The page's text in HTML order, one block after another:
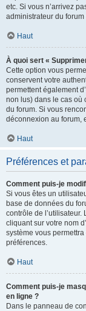
etc. Si vous n’arrivez
administrateur du
Haut
À quoi sert «
Cette option vous
conservent votre
permettent également
non lus) dans le cas où
du forum. Si vous
déconnexion au forum,
Haut
Préférences et
Comment puis-je
Si vous êtes un
base de données du
contrôle de
cliquant sur votre nom
système vous
préférences.
Haut
Comment puis-je
en ligne ?
Dans le panneau de